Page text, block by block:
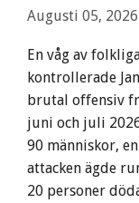
Augusti 05, 2026
En våg av
kontrollerade
brutal offensiv
juni och juli
90 människor,
attacken ägde
20 personer